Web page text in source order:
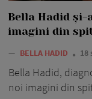
Bella Hadid
imagini din
— BELLA HADID 18
Bella Hadid,
noi imagini din